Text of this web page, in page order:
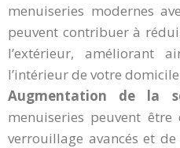
menuiseries modernes
peuvent contribuer à
l’extérieur, améliorant
l’intérieur de votre
Augmentation de la
menuiseries peuvent
verrouillage avancés et